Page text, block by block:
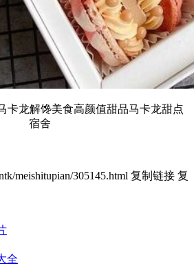
卡龙解馋美食高颜值甜品马卡龙甜点
宿舍
meishitupian/305145.html 复制链接 复
全